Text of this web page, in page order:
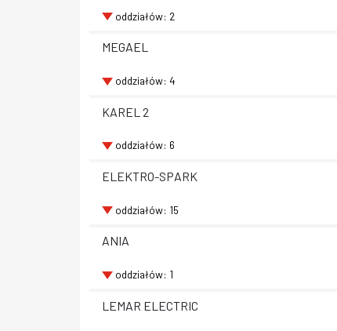
oddziałów: 2
MEGAEL
oddziałów: 4
KAREL 2
oddziałów: 6
ELEKTRO-SPARK
oddziałów: 15
ANIA
oddziałów: 1
LEMAR ELECTRIC